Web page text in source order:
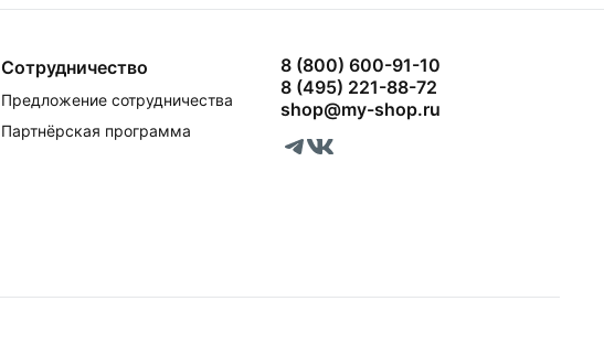
Сотрудничество
Предложение сотрудничества
Партнёрская программа
8 (800) 600-91-10
8 (495) 221-88-72
shop@my-shop.ru